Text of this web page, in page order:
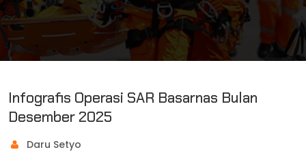
Infografis Operasi SAR Basarnas Bulan
Desember 2025
Daru Setyo